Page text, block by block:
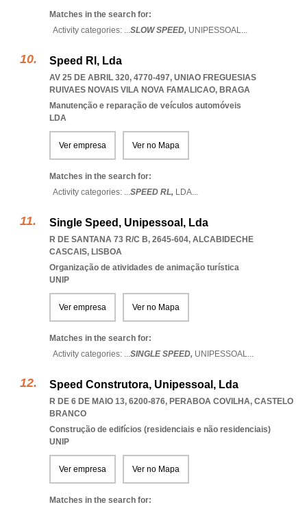
Matches in the search for:
Activity categories: ...SLOW SPEED, UNIPESSOAL...
Speed Rl, Lda
AV 25 DE ABRIL 320, 4770-497, UNIAO FREGUESIAS
RUIVAES NOVAIS VILA NOVA FAMALICAO, BRAGA
Manutenção e reparação de veículos automóveis
LDA
Ver empresa Ver no Mapa
Matches in the search for:
Activity categories: ...SPEED RL, LDA...
Single Speed, Unipessoal, Lda
R DE SANTANA 73 R/C B, 2645-604, ALCABIDECHE
CASCAIS, LISBOA
Organização de atividades de animação turística
UNIP
Ver empresa Ver no Mapa
Matches in the search for:
Activity categories: ...SINGLE SPEED, UNIPESSOAL...
Speed Construtora, Unipessoal, Lda
R DE 6 DE MAIO 13, 6200-876, PERABOA COVILHA, CASTELO
BRANCO
Construção de edifícios (residenciais e não residenciais)
UNIP
Ver empresa Ver no Mapa
Matches in the search for: